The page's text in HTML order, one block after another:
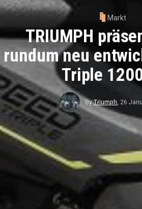
Markt
TRIUMPH
rundum neu
Triple
ByTriumph 26